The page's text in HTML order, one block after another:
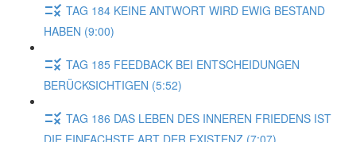
TAG 184 KEINE ANTWORT WIRD EWIG BESTAND
HABEN (9:00)
TAG 185 FEEDBACK BEI ENTSCHEIDUNGEN
BERÜCKSICHTIGEN (5:52)
TAG 186 DAS LEBEN DES INNEREN FRIEDENS IST
DIE EINFACHSTE ART DER EXISTENZ (7:07)